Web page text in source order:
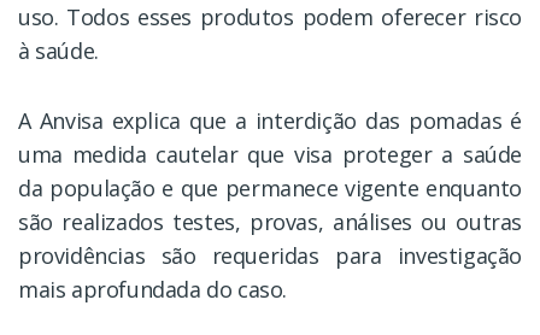
uso. Todos esses produtos podem oferecer risco
à saúde.
A Anvisa explica que a interdição das pomadas é
uma medida cautelar que visa proteger a saúde
da população e que permanece vigente enquanto
são realizados testes, provas, análises ou outras
providências são requeridas para investigação
mais aprofundada do caso.